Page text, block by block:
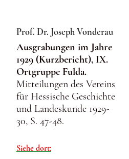
Prof. Dr. Joseph Vonderau
Ausgrabungen im Jahre
1929 (Kurzbericht), IX.
Ortgruppe Fulda.
Mitteilungen des Vereins
für Hessische Geschichte
und Landeskunde 1929-
30, S. 47-48.
Siehe dort: